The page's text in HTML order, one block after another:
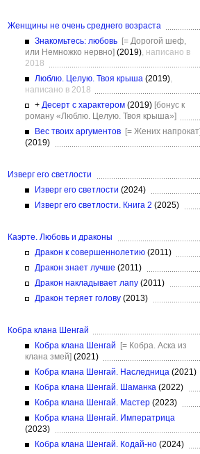
Женщины не очень среднего возраста
Знакомьтесь: любовь [= Дорогой шеф,
или Немножко нервно] (2019), написано в
2018
Люблю. Целую. Твоя крыша (2019),
написано в 2018
+ Десерт с характером (2019) [бонус к
роману «Люблю. Целую. Твоя крыша»]
Вес твоих аргументов [= Жених напрокат]
(2019)
Изверг его светлости
Изверг его светлости (2024)
Изверг его светлости. Книга 2 (2025)
Каэрте. Любовь и драконы
Дракон к совершеннолетию (2011)
Дракон знает лучше (2011)
Дракон накладывает лапу (2011)
Дракон теряет голову (2013)
Кобра клана Шенгай
Кобра клана Шенгай
[= Кобра. Аска из
клана змей] (2021)
Кобра клана Шенгай. Наследница (2021)
Кобра клана Шенгай. Шаманка (2022)
Кобра клана Шенгай. Мастер (2023)
Кобра клана Шенгай. Императрица
(2023)
Кобра клана Шенгай. Кодай-но (2024)